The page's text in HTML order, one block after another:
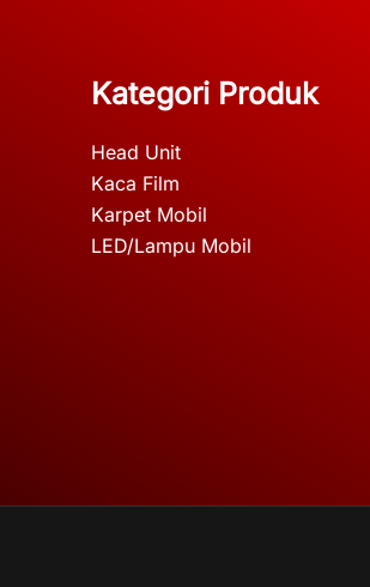
Kategori Produk
Head Unit
Kaca Film
Karpet Mobil
LED/Lampu Mobil